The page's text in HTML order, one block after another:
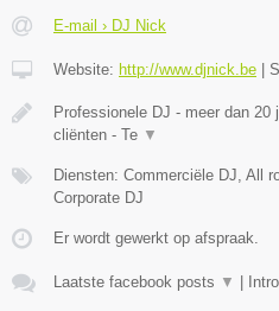
E-mail › DJ Nick
Website: http://www.djnick.be |
Professionele DJ - meer dan 20
cliënten - Te ▼
Diensten: Commerciële DJ, All
Corporate DJ
Er wordt gewerkt op afspraak.
Laatste facebook posts ▼ |